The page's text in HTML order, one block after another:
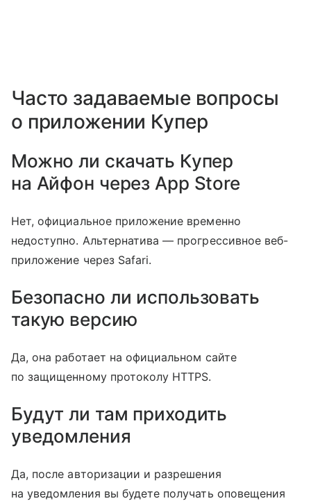
Часто задаваемые вопросы
о приложении Купер
Можно ли скачать Купер
на Айфон через App Store
Нет, официальное приложение временно
недоступно. Альтернатива — прогрессивное веб-
приложение через Safari.
Безопасно ли использовать
такую версию
Да, она работает на официальном сайте
по защищенному протоколу HTTPS.
Будут ли там приходить
уведомления
Да, после авторизации и разрешения
на уведомления вы будете получать оповещения